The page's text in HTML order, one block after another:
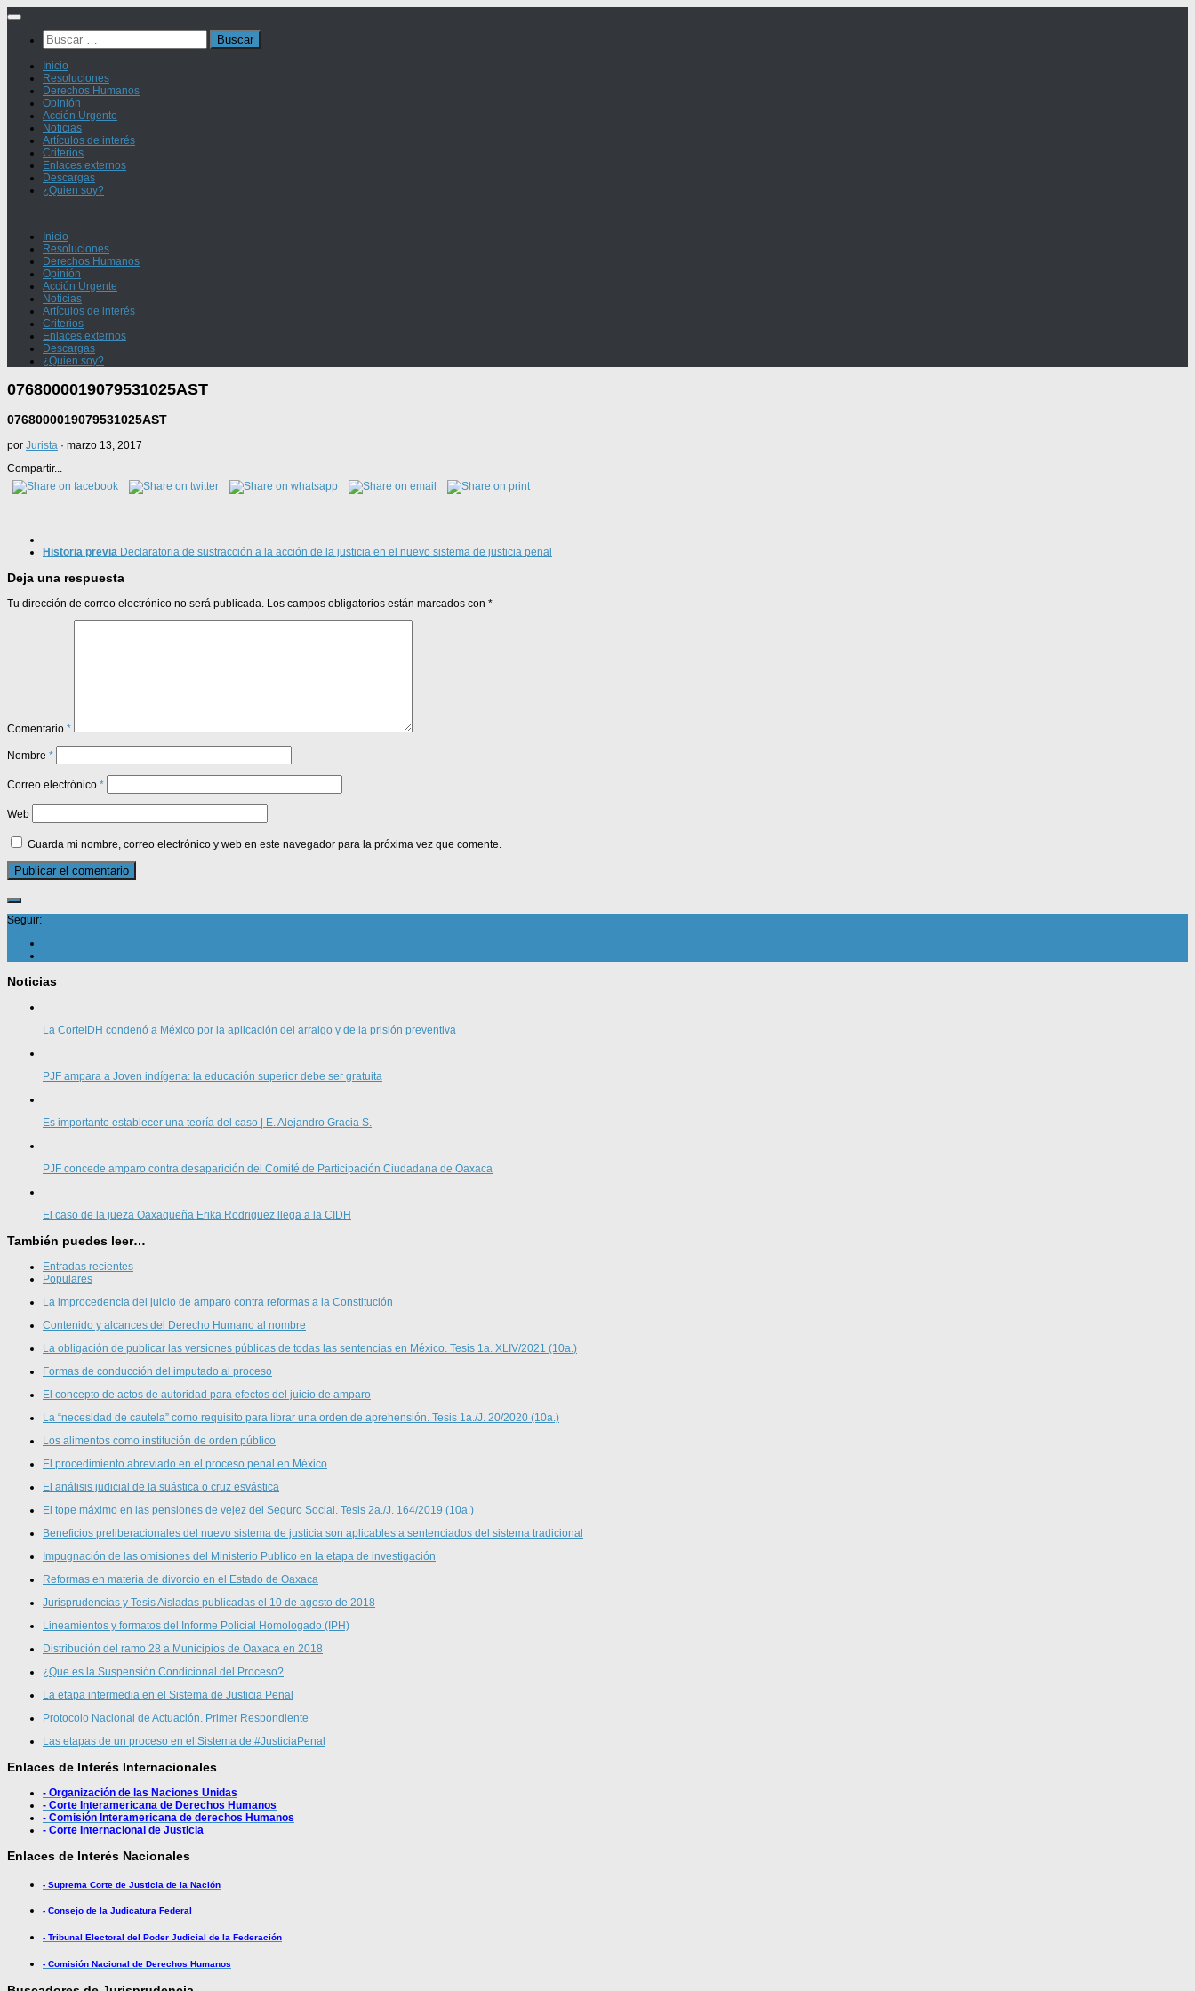
Saltar
contenidoBuscar:
Inicio
Resoluciones
Derechos Humanos
Opinión
Acción Urgente
Noticias
Artículos de interés
Criterios
Enlaces externos
Descargas
¿Quien soy?
Inicio
Resoluciones
Derechos Humanos
Opinión
Acción Urgente
Noticias
Artículos de interés
Criterios
Enlaces externos
Descargas
¿Quien soy?
0768000019079531025AST
0768000019079531025AST
por Jurista · marzo 13, 2017
Compartir...
Historia previa Declaratoria de sustracción a la acción de la justicia en el nuevo sistema de justicia penal
Deja una respuesta
Tu dirección de correo electrónico no será publicada. Los campos obligatorios están marcados con *
Comentario *
Nombre *
Correo electrónico *
Web
Guarda mi nombre, correo electrónico y web en este navegador para la próxima vez que comente.
Seguir:
Noticias
La CorteIDH condenó a México por la aplicación del arraigo y de la prisión preventiva
PJF ampara a Joven indígena: la educación superior debe ser gratuita
Es importante establecer una teoría del caso | E. Alejandro Gracia S.
PJF concede amparo contra desaparición del Comité de Participación Ciudadana de Oaxaca
El caso de la jueza Oaxaqueña Erika Rodriguez llega a la CIDH
También puedes leer…
Entradas recientes
Populares
La improcedencia del juicio de amparo contra reformas a la Constitución
Contenido y alcances del Derecho Humano al nombre
La obligación de publicar las versiones públicas de todas las sentencias en México. Tesis 1a. XLIV/2021 (10a.)
Formas de conducción del imputado al proceso
El concepto de actos de autoridad para efectos del juicio de amparo
La “necesidad de cautela” como requisito para librar una orden de aprehensión. Tesis 1a./J. 20/2020 (10a.)
Los alimentos como institución de orden público
El procedimiento abreviado en el proceso penal en México
El análisis judicial de la suástica o cruz esvástica
El tope máximo en las pensiones de vejez del Seguro Social. Tesis 2a./J. 164/2019 (10a.)
Beneficios preliberacionales del nuevo sistema de justicia son aplicables a sentenciados del sistema tradicional
Impugnación de las omisiones del Ministerio Publico en la etapa de investigación
Reformas en materia de divorcio en el Estado de Oaxaca
Jurisprudencias y Tesis Aisladas publicadas el 10 de agosto de 2018
Lineamientos y formatos del Informe Policial Homologado (IPH)
Distribución del ramo 28 a Municipios de Oaxaca en 2018
¿Que es la Suspensión Condicional del Proceso?
La etapa intermedia en el Sistema de Justicia Penal
Protocolo Nacional de Actuación. Primer Respondiente
Las etapas de un proceso en el Sistema de #JusticiaPenal
Enlaces de Interés Internacionales
- Organización de las Naciones Unidas
- Corte Interamericana de Derechos Humanos
- Comisión Interamericana de derechos Humanos
- Corte Internacional de Justicia
Enlaces de Interés Nacionales
- Suprema Corte de Justicia de la Nación
- Consejo de la Judicatura Federal
- Tribunal Electoral del Poder Judicial de la Federación
- Comisión Nacional de Derechos Humanos